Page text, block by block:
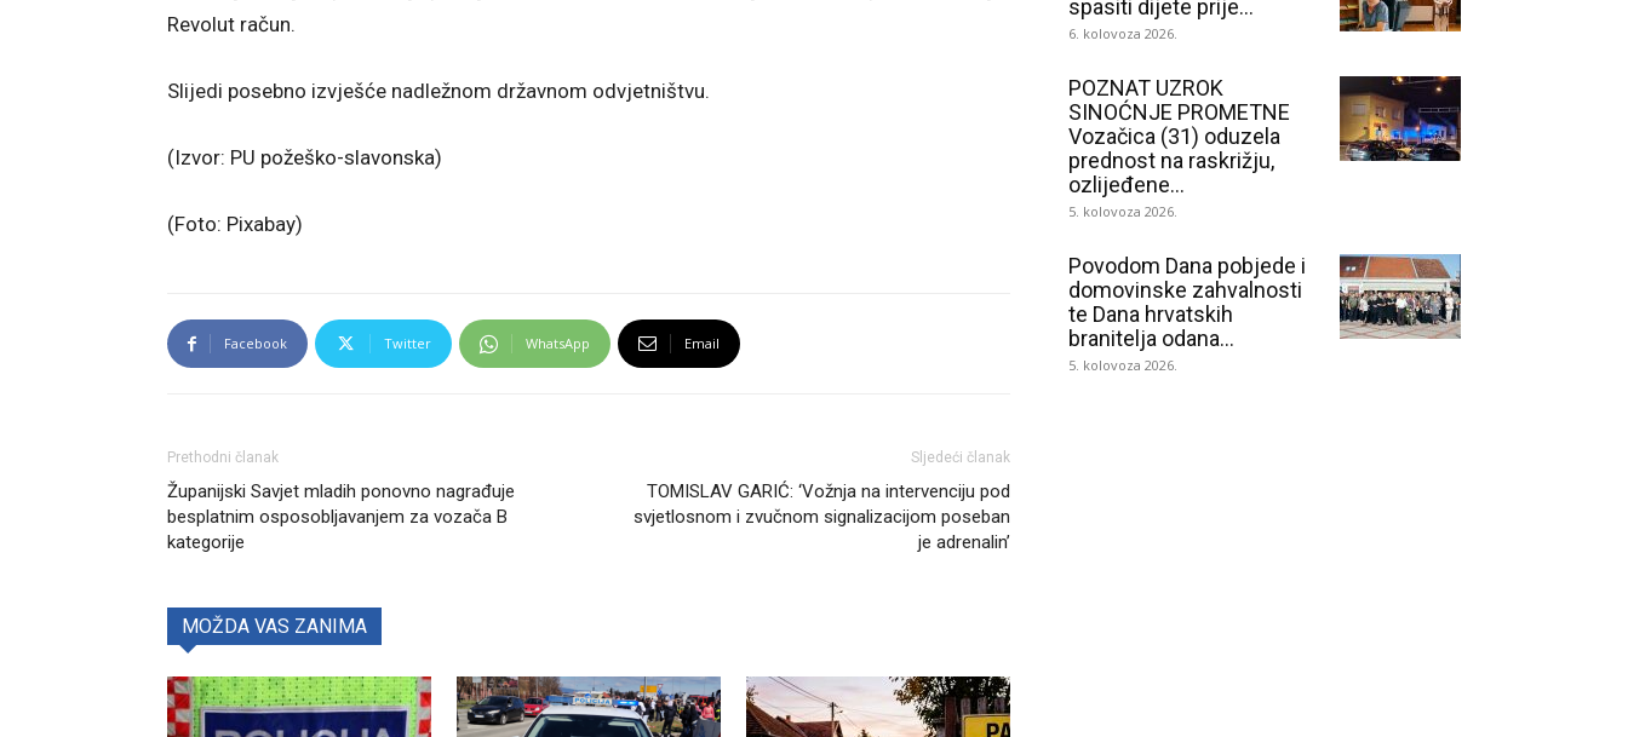
Revolut račun.
Slijedi posebno izvješće nadležnom državnom odvjetništvu.
(Izvor: PU požeško-slavonska)
(Foto: Pixabay)
Facebook Twitter WhatsApp Email
Prethodni članak
Županijski Savjet mladih ponovno nagrađuje
besplatnim osposobljavanjem za vozača B
kategorije
Sljedeći članak
TOMISLAV GARIĆ: ‘Vožnja na intervenciju pod
svjetlosnom i zvučnom signalizacijom poseban
je adrenalin’
MOŽDA VAS ZANIMA
spasiti dijete prije...
6. kolovoza 2026.
POZNAT UZROK
SINOĆNJE PROMETNE
Vozačica (31) oduzela
prednost na raskrižju,
ozlijeđene...
5. kolovoza 2026.
Povodom Dana pobjede i
domovinske zahvalnosti
te Dana hrvatskih
branitelja odana...
5. kolovoza 2026.